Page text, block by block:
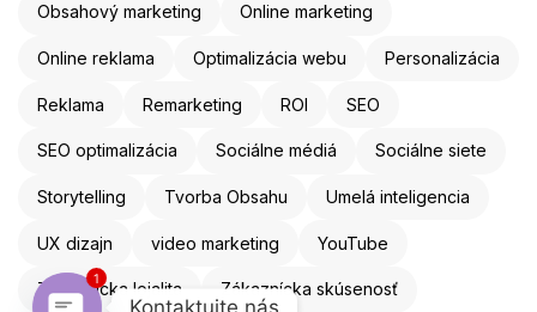
Obsahový marketing Online marketing
Online reklama Optimalizácia webu Personalizácia
Reklama Remarketing ROI SEO
SEO optimalizácia Sociálne médiá Sociálne siete
Storytelling Tvorba Obsahu Umelá inteligencia
UX dizajn video marketing YouTube
Zákaznícka lojalita Zákaznícka skúsenosť
Kontaktujte nás
1